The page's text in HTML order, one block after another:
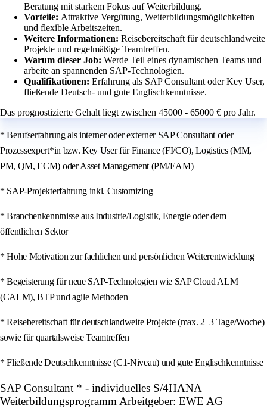
Beratung mit starkem Fokus auf Weiterbildung.
Vorteile: Attraktive Vergütung, Weiterbildungsmöglichkeiten
und flexible Arbeitszeiten.
Weitere Informationen: Reisebereitschaft für deutschlandweite
Projekte und regelmäßige Teamtreffen.
Warum dieser Job: Werde Teil eines dynamischen Teams und
arbeite an spannenden SAP-Technologien.
Qualifikationen: Erfahrung als SAP Consultant oder Key User,
fließende Deutsch- und gute Englischkenntnisse.
Das prognostizierte Gehalt liegt zwischen 45000 - 65000 € pro Jahr.
* Berufserfahrung als interner oder externer SAP Consultant oder
Prozessexpert*in bzw. Key User für Finance (FI/CO), Logistics (MM,
PM, QM, ECM) oder Asset Management (PM/EAM)
* SAP-Projekterfahrung inkl. Customizing
* Branchenkenntnisse aus Industrie/Logistik, Energie oder dem
öffentlichen Sektor
* Hohe Motivation zur fachlichen und persönlichen Weiterentwicklung
* Begeisterung für neue SAP-Technologien wie SAP Cloud ALM
(CALM), BTP und agile Methoden
* Reisebereitschaft für deutschlandweite Projekte (max. 2–3 Tage/Woche)
sowie für quartalsweise Teamtreffen
* Fließende Deutschkenntnisse (C1-Niveau) und gute Englischkenntnisse
SAP Consultant * - individuelles S/4HANA
Weiterbildungsprogramm Arbeitgeber: EWE AG